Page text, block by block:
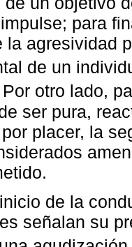
para
la agresividad
de un
otro lado,
ser pura,
placer, la
de la
señalan su